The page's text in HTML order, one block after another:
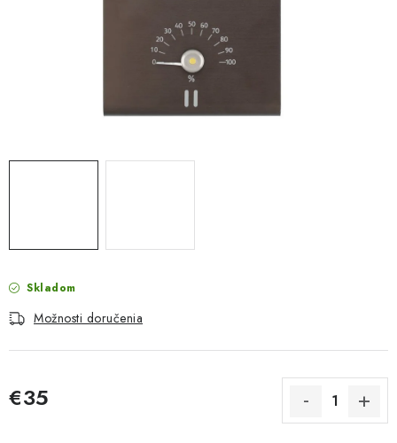
OBCHODNÉ PODMIENKY
Skladom
Možnosti doručenia
€35